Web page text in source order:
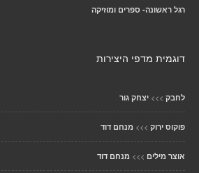
רגל ראשונה- ספרים ומוזיקה
דוגמית מדפי היצירות
לחבק >>> יצחק גור
פוקוס ירוק >>> מנחם דוד
אוצר מילים >>> מנחם דוד